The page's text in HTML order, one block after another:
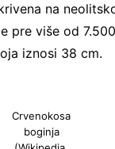
na
pre više od
iznosi 38 cm.
Crvenokosa
boginja